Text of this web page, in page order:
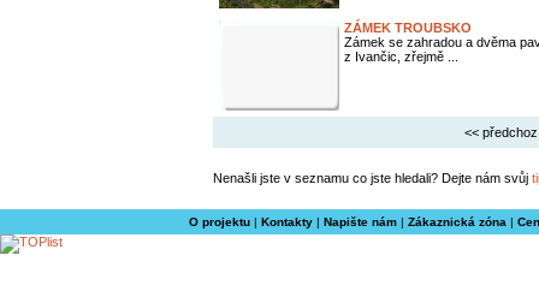
ZÁMEK TROUBSKO
Zámek se zahradou a dvěma
z Ivančic, zřejmě ...
<<
Nenašli jste v seznamu co jste hledali? Dejte nám svůj
O projektu| Kontakty| Napište nám| Zákaznická zóna |